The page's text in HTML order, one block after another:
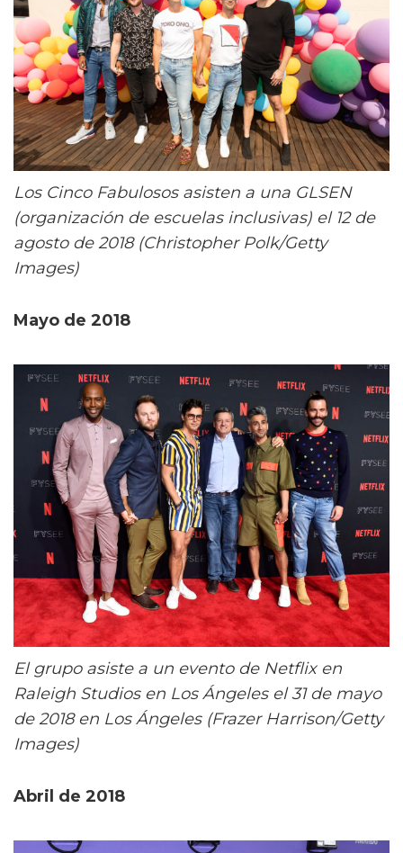
Los Cinco Fabulosos asisten a una GLSEN
(organización de escuelas inclusivas) el 12 de
agosto de 2018 (Christopher Polk/Getty
Images)
Mayo de 2018
El grupo asiste a un evento de Netflix en
Raleigh Studios en Los Ángeles el 31 de mayo
de 2018 en Los Ángeles (Frazer Harrison/Getty
Images)
Abril de 2018